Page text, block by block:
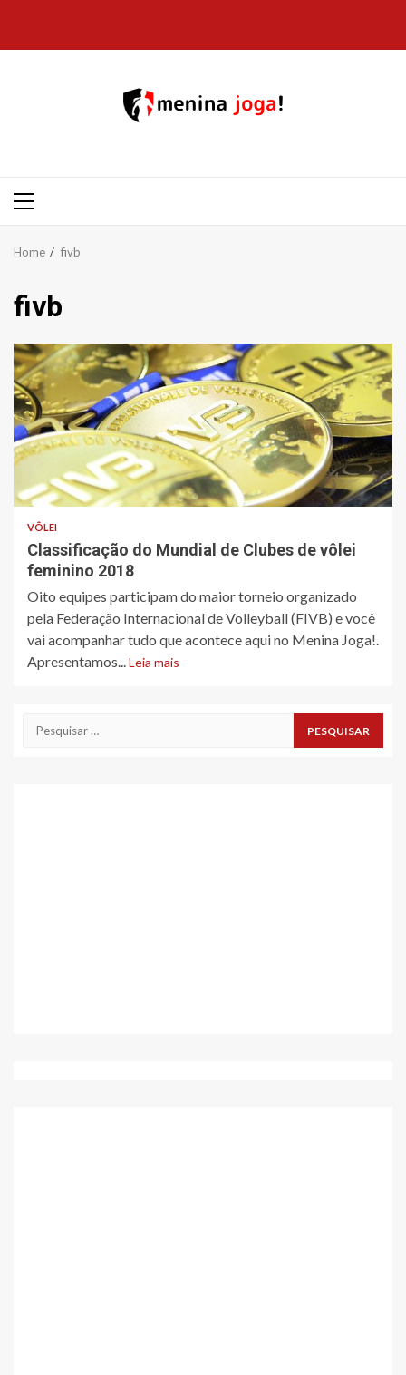
content
Primary
Home fivb
fivb
VÔLEI
Classificação do Mundial de Clubes de vôlei
feminino 2018
Oito equipes participam do maior torneio organizado
pela Federação Internacional de Volleyball (FIVB) e você
vai acompanhar tudo que acontece aqui no Menina Joga!.
Apresentamos...Leia mais
Pesquisar